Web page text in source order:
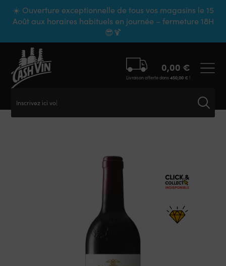
☀️ Ouverture exceptionnelle de tous vos magasins le 15
Août aux horaires habituels en journée – fermeture 18H
😎🍹
Inscrivez ici votr
0,00 €
Livraison offerte dans450,00 €!
Panneau de gestion des cookies